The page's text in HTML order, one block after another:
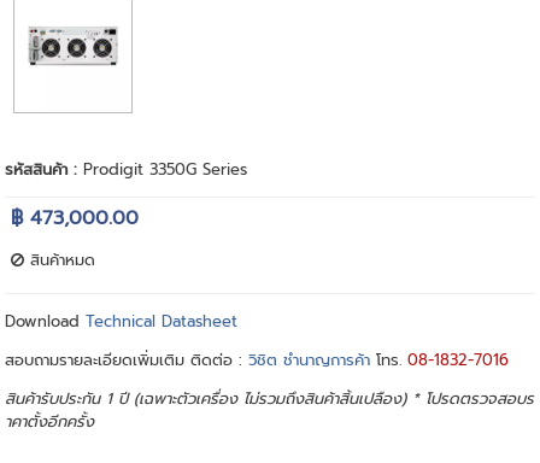
รหัสสินค้า :Prodigit 3350G Series
฿ 473,000.00
สินค้าหมด
DownloadTechnical Datasheet
สอบถามรายละเอียดเพิ่มเติม ติดต่อ :วิชิต ชำนาญการค้า โทร.08-1832-7016
สินค้ารับประกัน 1 ปี (เฉพาะตัวเครื่อง ไม่รวมถึงสินค้าสิ้นเปลือง) * โปรดตรวจสอบร
าคาตั้งอีกครั้ง